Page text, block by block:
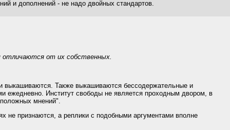
и дополнений - не надо двойных стандартов.
отличаются от их собственных.
выкашиваются. Также выкашиваются бессодержательные и
ежедневно. Институт свободы не является проходным двором, в
мнений".
не признаются, а реплики с подобными аргументами вполне